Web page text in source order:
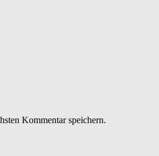
Kommentar speichern.